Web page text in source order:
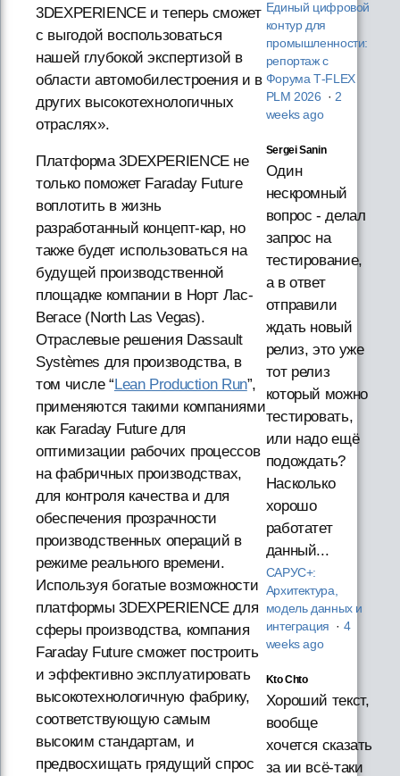
3DEXPERIENCE и теперь сможет
с выгодой воспользоваться
нашей глубокой экспертизой в
области автомобилестроения и в
других высокотехнологичных
отраслях».
Платформа 3DEXPERIENCE не
только поможет Faraday Future
воплотить в жизнь
разработанный концепт-кар, но
также будет использоваться на
будущей производственной
площадке компании в Норт Лас-
Вегасе (North Las Vegas).
Отраслевые решения Dassault
Systèmes для производства, в
том числе “Lean Production Run”,
применяются такими компаниями
как Faraday Future для
оптимизации рабочих процессов
на фабричных производствах,
для контроля качества и для
обеспечения прозрачности
производственных операций в
режиме реального времени.
Используя богатые возможности
платформы 3DEXPERIENCE для
сферы производства, компания
Faraday Future сможет построить
и эффективно эксплуатировать
высокотехнологичную фабрику,
соответствующую самым
высоким стандартам, и
предвосхищать грядущий спрос
Единый цифровой
контур для
промышленности:
репортаж с
Форума T‑FLEX
PLM 2026 ·2
weeks ago
Sergei Sanin
Один
нескромный
вопрос - делал
запрос на
тестирование,
а в ответ
отправили
ждать новый
релиз, это уже
тот релиз
который можно
тестировать,
или надо ещё
подождать?
Насколько
хорошо
работатет
данный...
САРУС+:
Архитектура,
модель данных и
интеграция · 4
weeks ago
Kto Chto
Хороший текст,
вообще
хочется сказать
за ии всё-таки